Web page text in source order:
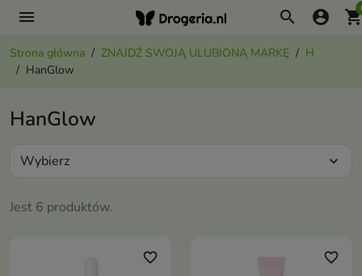
menu search account_circle
Strona główna ZNAJDŹ SWOJĄ ULUBIONĄ MARKĘ
H
HanGlow
HanGlow
Jest 6 produktów.
Wybierz expand_more
favorite_border favorite_border